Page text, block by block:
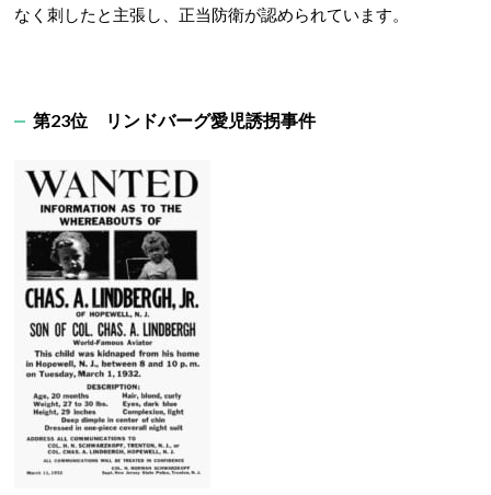
なく刺したと主張し、正当防衛が認められています。
第23位 リンドバーグ愛児誘拐事件